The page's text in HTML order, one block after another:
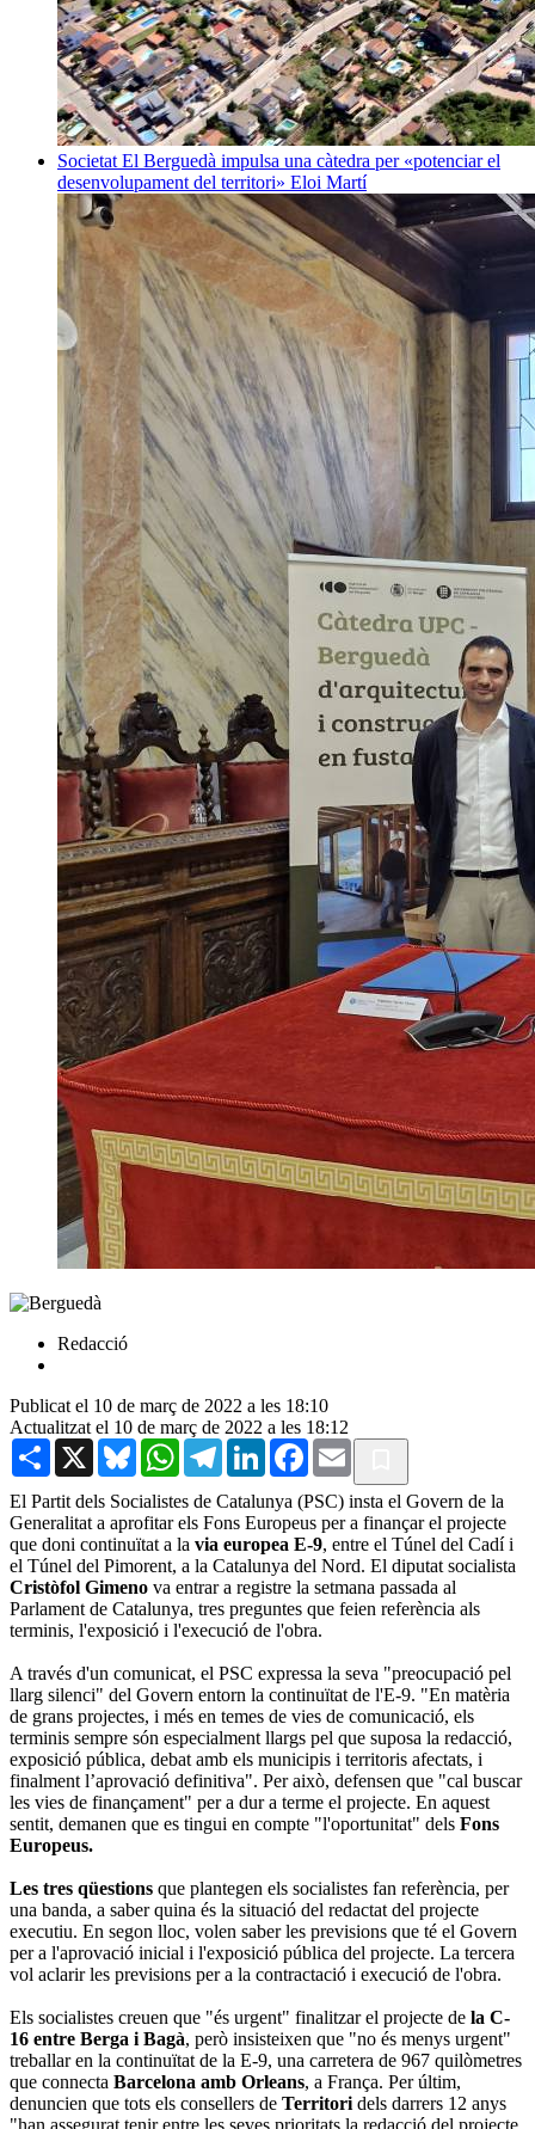
Societat El Berguedà impulsa una càtedra per «potenciar el
desenvolupament del territori» Eloi Martí
Redacció
Publicat el 10 de març de 2022 a les 18:10
Actualitzat el 10 de març de 2022 a les 18:12
Share X BlueskyWhatsAppTelegramLinkedInFacebook
Email
El Partit dels Socialistes de Catalunya (PSC) insta el Govern de la
Generalitat a aprofitar els Fons Europeus per a finançar el projecte
que doni continuïtat a la via europea E-9, entre el Túnel del Cadí i
el Túnel del Pimorent, a la Catalunya del Nord. El diputat socialista
Cristòfol Gimeno va entrar a registre la setmana passada al
Parlament de Catalunya, tres preguntes que feien referència als
terminis, l'exposició i l'execució de l'obra.
A través d'un comunicat, el PSC expressa la seva "preocupació pel
llarg silenci" del Govern entorn la continuïtat de l'E-9. "En matèria
de grans projectes, i més en temes de vies de comunicació, els
terminis sempre són especialment llargs pel que suposa la redacció,
exposició pública, debat amb els municipis i territoris afectats, i
finalment l’aprovació definitiva". Per això, defensen que "cal buscar
les vies de finançament" per a dur a terme el projecte. En aquest
sentit, demanen que es tingui en compte "l'oportunitat" dels Fons
Europeus.
Les tres qüestions que plantegen els socialistes fan referència, per
una banda, a saber quina és la situació del redactat del projecte
executiu. En segon lloc, volen saber les previsions que té el Govern
per a l'aprovació inicial i l'exposició pública del projecte. La tercera
vol aclarir les previsions per a la contractació i execució de l'obra.
Els socialistes creuen que "és urgent" finalitzar el projecte de la C-
16 entre Berga i Bagà, però insisteixen que "no és menys urgent"
treballar en la continuïtat de la E-9, una carretera de 967 quilòmetres
que connecta Barcelona amb Orleans, a França. Per últim,
denuncien que tots els consellers de Territori dels darrers 12 anys
"han assegurat tenir entre les seves prioritats la redacció del projecte